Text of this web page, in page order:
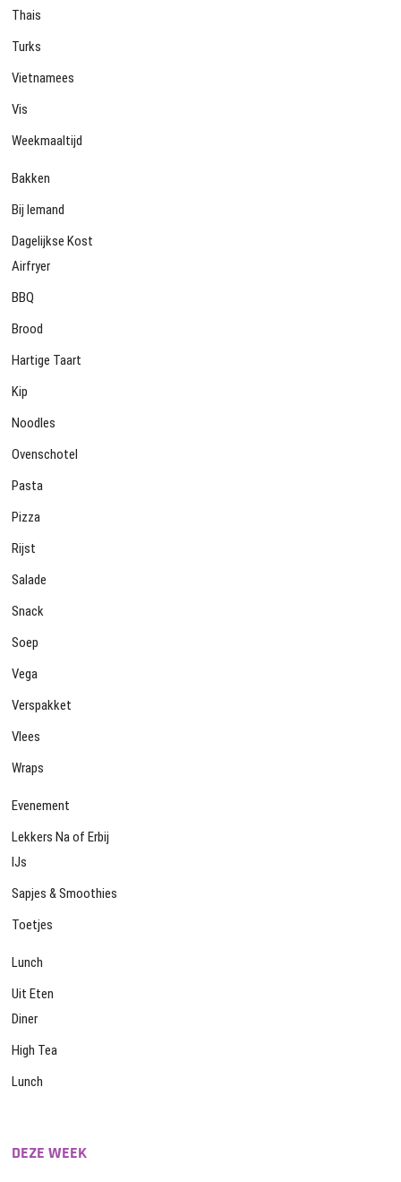
Thais
Turks
Vietnamees
Vis
Weekmaaltijd
Bakken
Bij Iemand
Dagelijkse Kost
Airfryer
BBQ
Brood
Hartige Taart
Kip
Noodles
Ovenschotel
Pasta
Pizza
Rijst
Salade
Snack
Soep
Vega
Verspakket
Vlees
Wraps
Evenement
Lekkers Na of Erbij
IJs
Sapjes & Smoothies
Toetjes
Lunch
Uit Eten
Diner
High Tea
Lunch
DEZE WEEK